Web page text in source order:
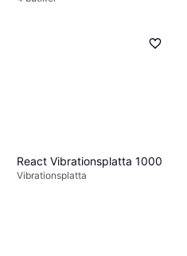
React Vibrationsplatta 1000
Vibrationsplatta